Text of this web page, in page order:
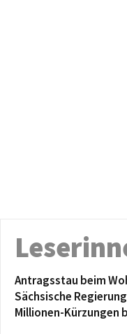
Antragsstau beim
Sächsische
Millionen-Kürzungen